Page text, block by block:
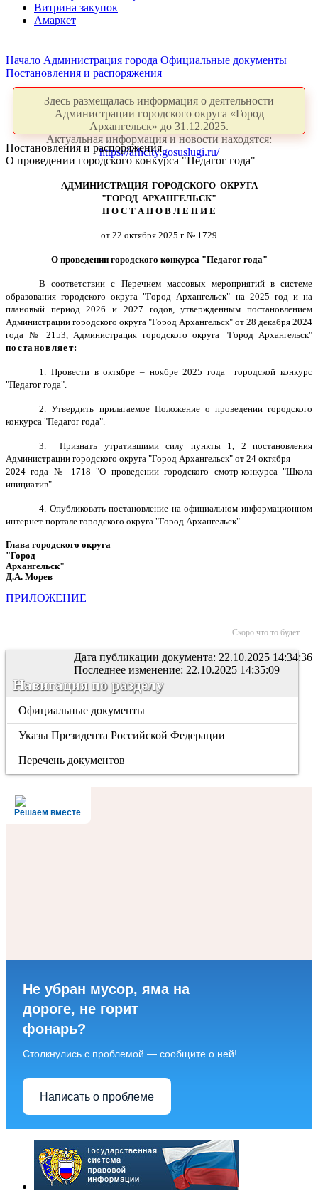
Витрина закупок
Амаркет
Начало Администрация города Официальные документы
Постановления и распоряжения
Здесь размещалась информация о деятельности
Администрации городского округа «Город
Архангельск» до 31.12.2025.
Актуальная информация и новости находятся:
https://arhcity.gosuslugi.ru/
Постановления и распоряжения
О проведении городского конкурса "Педагог года"
АДМИНИСТРАЦИЯ ГОРОДСКОГО ОКРУГА
"ГОРОД АРХАНГЕЛЬСК"
П О С Т А Н О В Л Е Н И Е
от 22 октября 2025 г. № 1729
О проведении городского конкурса "Педагог года"
В соответствии с Перечнем массовых мероприятий в системе
образования городского округа "Город Архангельск" на 2025 год и на
плановый период 2026 и 2027 годов, утвержденным постановлением
Администрации городского округа "Город Архангельск" от 28 декабря 2024
года № 2153, Администрация городского округа "Город Архангельск"
постановляет:
1. Провести в октябре – ноябре 2025 года городской конкурс
"Педагог года".
2. Утвердить прилагаемое Положение о проведении городского
конкурса "Педагог года".
3. Признать утратившими силу пункты 1, 2 постановления
Администрации городского округа "Город Архангельск" от 24 октября
2024 года № 1718 "О проведении городского смотр-конкурса "Школа
инициатив".
4. Опубликовать постановление на официальном информационном
интернет-портале городского округа "Город Архангельск".
Глава городского округа
"Город
Д.А. Морев
ПРИЛОЖЕНИЕ
Скоро что то будет...
Дата публикации документа: 22.10.2025 14:34:36
Последнее изменение: 22.10.2025 14:35:09
Навигация по разделу
Официальные документы
Указы Президента Российской Федерации
Перечень документов
Решаем вместе
Не убран мусор, яма на
дороге, не горит
фонарь?
Столкнулись с проблемой — сообщите о ней!
Написать о проблеме